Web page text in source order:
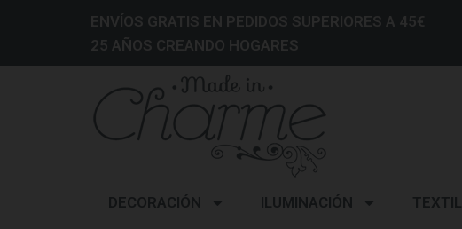
ENVÍOS GRATIS EN PEDIDOS SUPERIORES A 45€
25 AÑOS CREANDO HOGARES
DECORACIÓN ILUMINACIÓN TEXTIL